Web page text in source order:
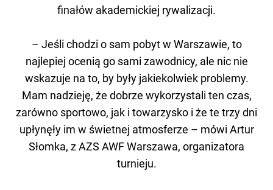
finałów akademickiej rywalizacji.
– Jeśli chodzi o sam pobyt w Warszawie, to
najlepiej ocenią go sami zawodnicy, ale nic nie
wskazuje na to, by były jakiekolwiek problemy.
Mam nadzieję, że dobrze wykorzystali ten czas,
zarówno sportowo, jak i towarzysko i że te trzy dni
upłynęły im w świetnej atmosferze – mówi Artur
Słomka, z AZS AWF Warszawa, organizatora
turnieju.